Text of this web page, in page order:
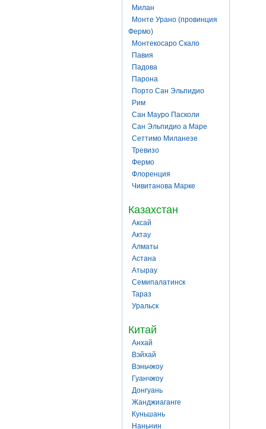
Милан
Монте Урано (провинция
Фермо)
Монтекосаро Скало
Павия
Падова
Парона
Порто Сан Эльпидио
Рим
Сан Мауро Пасколи
Сан Эльпидио а Маре
Сеттимо Миланезе
Тревизо
Фермо
Флоренция
Чивитанова Марке
Казахстан
Аксай
Актау
Алматы
Астана
Атырау
Семипалатинск
Тараз
Уральск
Китай
Анхай
Вэйхай
Вэньчжоу
Гуанчжоу
Донгуань
Жанджиаганге
Куньшань
Наньнин